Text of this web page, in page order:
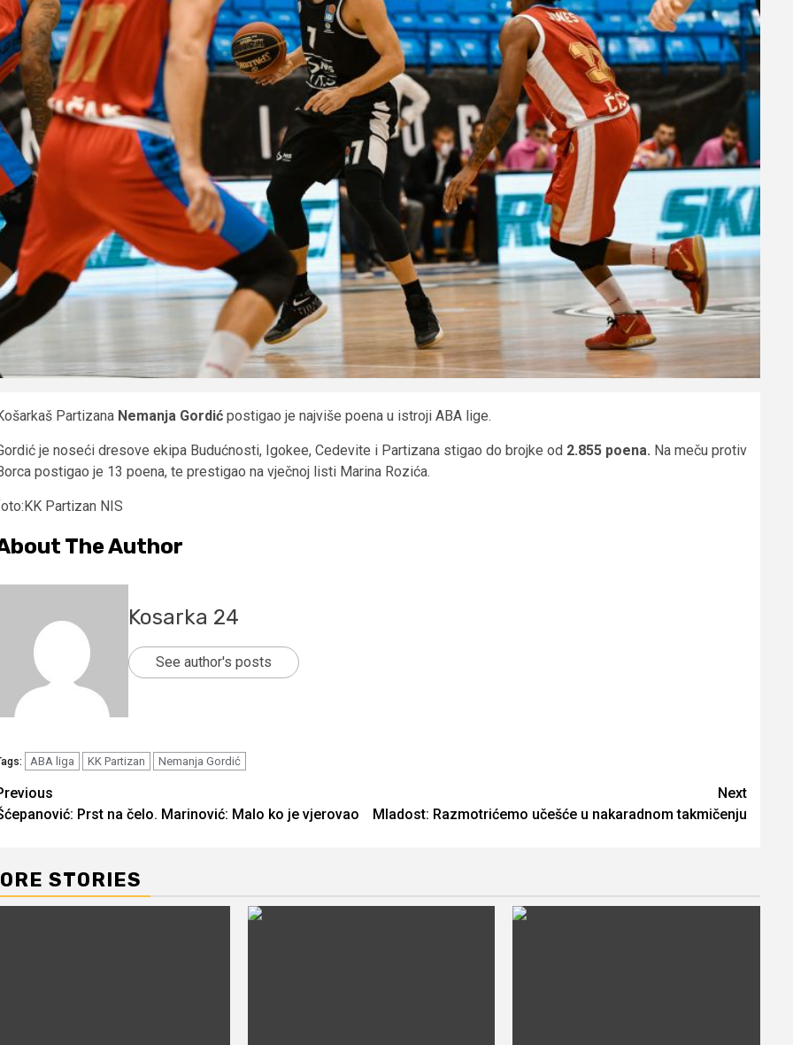
Partizana Nemanja Gordić postigao je najviše poena u istroji ABA lige.
je noseći dresove ekipa Budućnosti, Igokee, Cedevite i Partizana stigao do brojke od 2.855 poena. Na meču protiv
postigao je 13 poena, te prestigao na vječnoj listi Marina Rozića.
Partizan NIS
The Author
Kosarka 24
See author's posts
ABA liga KK Partizan Nemanja Gordić
Prst na čelo. Marinović: Malo ko je vjerovao
Next
Mladost: Razmotrićemo učešće u nakaradnom takmičenju
STORIES